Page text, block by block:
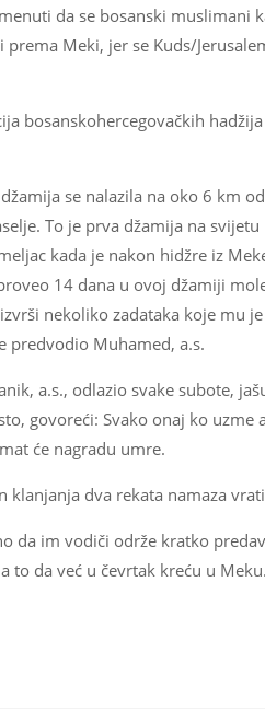
da se bosanski muslimani
prema Meki, jer se Kuds/
bosanskohercegovačkih
se nalazila na oko 6 km
To je prva džamija na
kada je nakon hidžre iz
14 dana u ovoj džamiji
nekoliko zadataka koje mu
predvodio Muhamed, a.s.
a.s., odlazio svake subote,
govoreći: Svako onaj ko
će nagradu umre.
klanjanja dva rekata namaza
da im vodiči održe kratko
to da već u čevrtak kreću u Meku.